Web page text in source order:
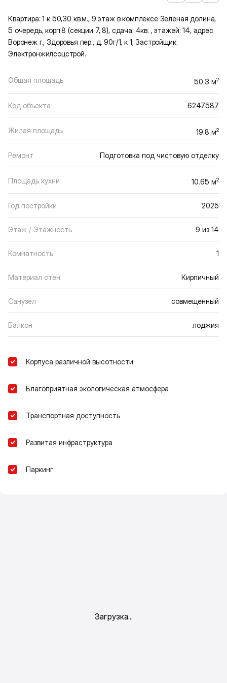
Квартира: 1 к 50,30 кв.м., 9 этаж в комплексе Зеленая долина,
5 очередь, корп.8 (секции 7, 8), сдача: 4кв. , этажей: 14, адрес
Воронеж г., Здоровья пер., д. 90г/1, к 1, Застройщик:
Электронжилсоцстрой.
Общая площадь 50.3 м2
Код объекта 6247587
Жилая площадь 19.8 м2
Ремонт Подготовка под чистовую отделку
Площадь кухни 10.65 м2
Год постройки 2025
Этаж / Этажность 9 из 14
Комнатность 1
Материал стен Кирпичный
Санузел совмещенный
Балкон лоджия
Корпуса различной высотности
Благоприятная экологическая атмосфера
Транспортная доступность
Развитая инфраструктура
Паркинг